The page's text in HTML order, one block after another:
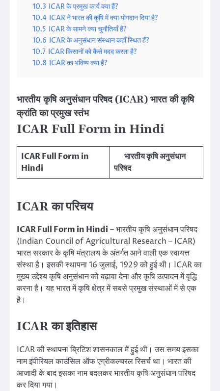
10.3 ICAR के प्रमुख कार्य क्या हैं?
10.4 ICAR ने भारत की कृषि में क्या योगदान दिया है?
10.5 ICAR के सामने क्या चुनौतियाँ हैं?
10.6 ICAR के अनुसंधान संस्थान कहाँ स्थित हैं?
10.7 ICAR किसानों को कैसे मदद करता है?
10.8 ICAR का भविष्य क्या है?
भारतीय कृषि अनुसंधान परिषद (ICAR) भारत की कृषि
क्रांति का प्रमुख स्तंभ
ICAR Full Form in Hindi
ICAR Full Form in
Hindi
भारतीय कृषि अनुसंधान
परिषद
ICAR का परिचय
ICAR Full Form in Hindi – भारतीय कृषि अनुसंधान परिषद
(Indian Council of Agricultural Research – ICAR)
भारत सरकार के कृषि मंत्रालय के अंतर्गत आने वाली एक स्वायत्त
संस्था है। इसकी स्थापना 16 जुलाई, 1929 को हुई थी। ICAR का
मुख्य उद्देश्य कृषि अनुसंधान को बढ़ावा देना और कृषि उत्पादन में वृद्धि
करना है। यह भारत में कृषि क्षेत्र में सबसे प्रमुख संस्थाओं में से एक
है।
ICAR का इतिहास
ICAR की स्थापना ब्रिटिश शासनकाल में हुई थी। उस समय इसका
नाम इंपीरियल काउंसिल ऑफ एग्रीकल्चरल रिसर्च था। भारत की
आजादी के बाद इसका नाम बदलकर भारतीय कृषि अनुसंधान परिषद
कर दिया गया।